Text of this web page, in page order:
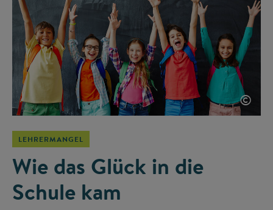
©
LEHRERMANGEL
Wie das Glück in die
Schule kam